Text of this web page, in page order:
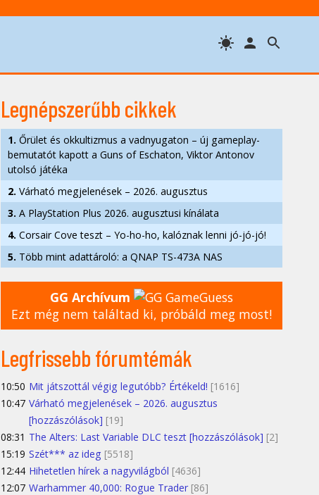
Legnépszerűbb cikkek
1. Őrület és okkultizmus a vadnyugaton – új gameplay-
bemutatót kapott a Guns of Eschaton, Viktor Antonov
utolsó játéka
2. Várható megjelenések – 2026. augusztus
3. A PlayStation Plus 2026. augusztusi kínálata
4. Corsair Cove teszt – Yo-ho-ho, kalóznak lenni jó-jó-jó!
5. Több mint adattároló: a QNAP TS-473A NAS
GG Archívum
Ezt még nem találtad ki, próbáld meg most!
Legfrissebb fórumtémák
10:50 Mit játszottál végig legutóbb? Értékeld! [1616]
10:47 Várható megjelenések – 2026. augusztus
[hozzászólások] [19]
08:31 The Alters: Last Variable DLC teszt [hozzászólások] [2]
15:19 Szét*** az ideg [5518]
12:44 Hihetetlen hírek a nagyvilágból [4636]
12:07 Warhammer 40,000: Rogue Trader [86]